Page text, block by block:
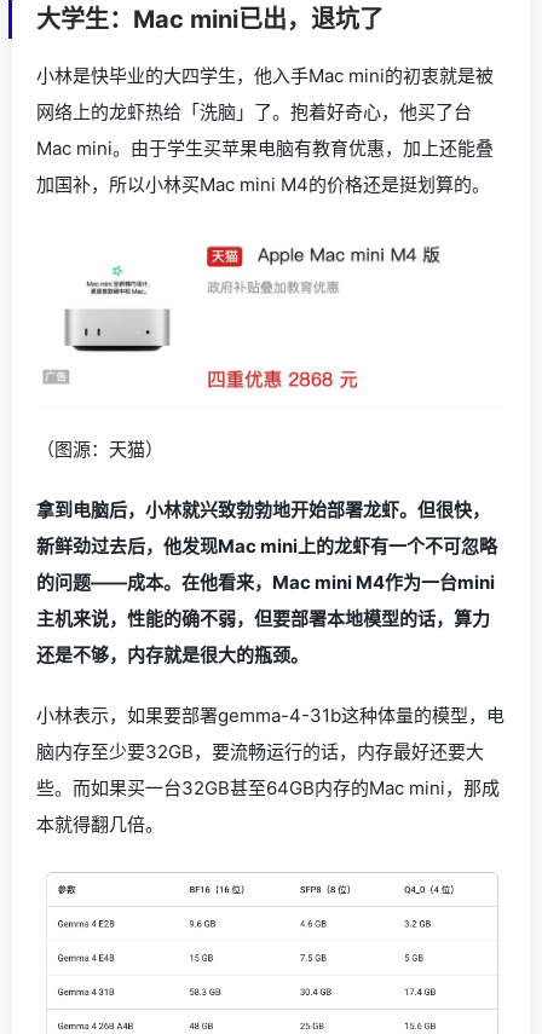
大学生：Mac mini已出，退坑了
小林是快毕业的大四学生，他入手Mac mini的初衷就是被
网络上的龙虾热给「洗脑」了。抱着好奇心，他买了台
Mac mini。由于学生买苹果电脑有教育优惠，加上还能叠
加国补，所以小林买Mac mini M4的价格还是挺划算的。
（图源：天猫）
拿到电脑后，小林就兴致勃勃地开始部署龙虾。但很快，
新鲜劲过去后，他发现Mac mini上的龙虾有一个不可忽略
的问题——成本。在他看来，Mac mini M4作为一台mini
主机来说，性能的确不弱，但要部署本地模型的话，算力
还是不够，内存就是很大的瓶颈。
小林表示，如果要部署gemma-4-31b这种体量的模型，电
脑内存至少要32GB，要流畅运行的话，内存最好还要大
些。而如果买一台32GB甚至64GB内存的Mac mini，那成
本就得翻几倍。